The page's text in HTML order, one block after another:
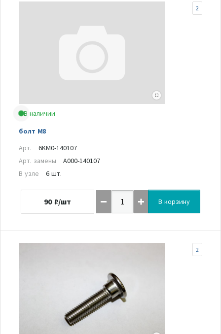
В наличии
болт M8
2
Арт.
6KM0-140107
Арт. замены
A000-140107
В узле
6 шт.
90 ₽/шт В корзину
2